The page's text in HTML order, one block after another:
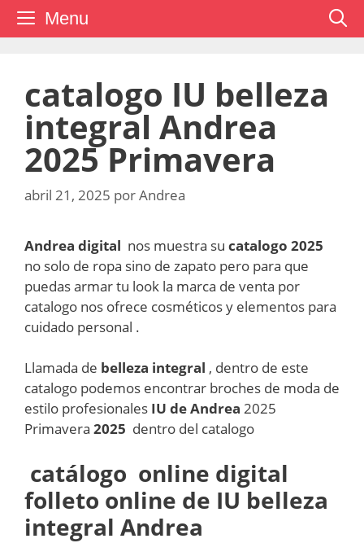
Saltar Menu
catalogo IU belleza
integral Andrea
2025 Primavera
abril 21, 2025 porAndrea
Andrea digital nos muestra su catalogo 2025
no solo de ropa sino de zapato pero para que
puedas armar tu look la marca de venta por
catalogo nos ofrece cosméticos y elementos para
cuidado personal .
Llamada de belleza integral , dentro de este
catalogo podemos encontrar broches de moda de
estilo profesionales IU de Andrea 2025
Primavera 2025 dentro del catalogo
catálogo online digital
folleto online de IU belleza
integral Andrea